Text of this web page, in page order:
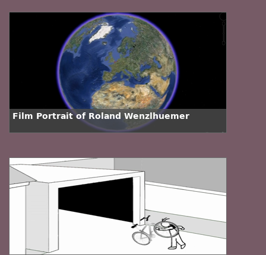
Film Portrait of Roland Wenzlhuemer